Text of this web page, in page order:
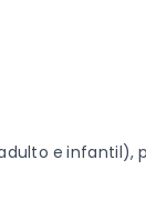
e infantil),